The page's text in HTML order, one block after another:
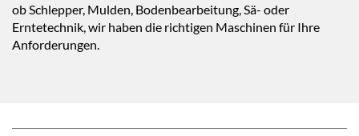
ob Schlepper, Mulden, Bodenbearbeitung, Sä- oder
Erntetechnik, wir haben die richtigen Maschinen für Ihre
Anforderungen.